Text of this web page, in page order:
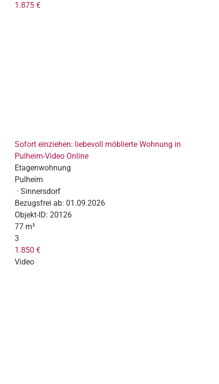
1.875 €
Sofort einziehen: liebevoll möblierte Wohnung in
Pulheim-Video Online
Etagenwohnung
Pulheim
· Sinnersdorf
Bezugsfrei ab: 01.09.2026
Objekt-ID: 20126
77 m²
3
1.850 €
Video